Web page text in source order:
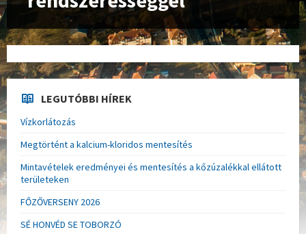
LEGUTÓBBI HÍREK
Vízkorlátozás
Megtörtént a kalcium-kloridos mentesítés
Mintavételek eredményei és mentesítés a kőzúzalékkal ellátott
területeken
FŐZŐVERSENY 2026
SÉ HONVÉD SE TOBORZÓ